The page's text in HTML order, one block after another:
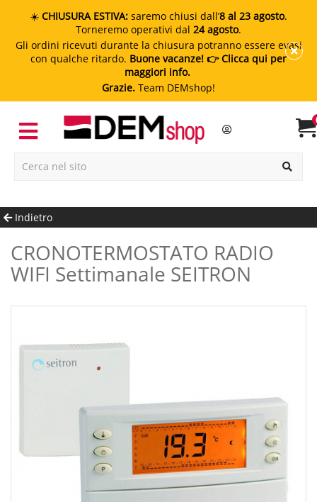
☀️ CHIUSURA ESTIVA: saremo chiusi dall’8 al 23 agosto.
Torneremo operativi dal 24 agosto.
Gli ordini ricevuti durante la chiusura potranno essere evasi
con qualche ritardo. Buone vacanze! 👉 Clicca qui per
maggiori info.
Grazie. Team DEMshop!
Indietro
CRONOTERMOSTATO RADIO
WIFI Settimanale SEITRON